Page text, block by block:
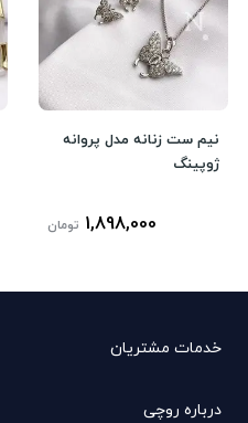
نیم ست زنانه مدل پروانه
ژوپینگ
1,898,000 تومان
خدمات مشتریان
درباره روچی